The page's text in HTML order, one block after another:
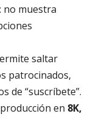
: no muestra
saltar
patrocinados,
de “suscríbete”.
en 8K,